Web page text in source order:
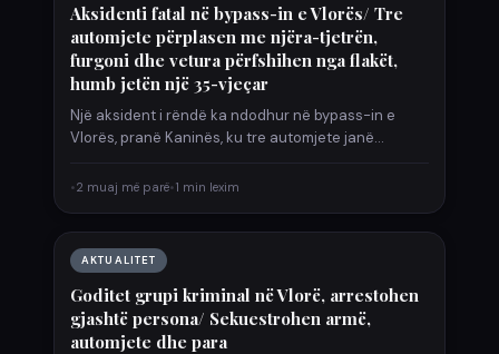
Aksidenti fatal në bypass-in e Vlorës/ Tre
automjete përplasen me njëra-tjetrën,
furgoni dhe vetura përfshihen nga flakët,
humb jetën një 35-vjeçar
Një aksident i rëndë ka ndodhur në bypass-in e
Vlorës, pranë Kaninës, ku tre automjete janë
•2 muaj më parë•1 min lexim
AKTUALITET
Goditet grupi kriminal në Vlorë, arrestohen
gjashtë persona/ Sekuestrohen armë,
automjete dhe para